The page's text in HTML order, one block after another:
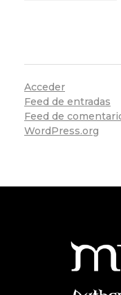
Acceder
Feed de entradas
Feed de
WordPress.org